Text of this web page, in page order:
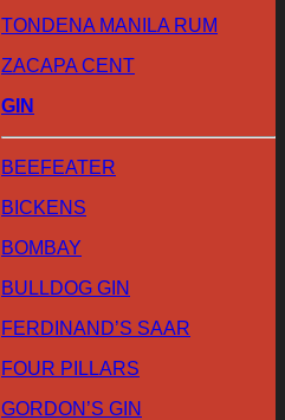
TONDENA MANILA RUM
ZACAPA CENT
GIN
BEEFEATER
BICKENS
BOMBAY
BULLDOG GIN
FERDINAND’S SAAR
FOUR PILLARS
GORDON’S GIN